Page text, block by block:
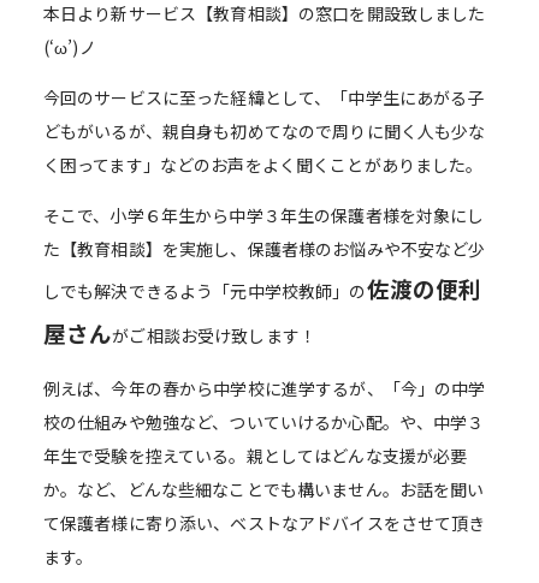
本日より新サービス【教育相談】の窓口を開設致しました
(‘ω’)ノ
今回のサービスに至った経緯として、「中学生にあがる子
どもがいるが、親自身も初めてなので周りに聞く人も少な
く困ってます」などのお声をよく聞くことがありました。
そこで、小学６年生から中学３年生の保護者様を対象にし
た【教育相談】を実施し、保護者様のお悩みや不安など少
しでも解決できるよう「元中学校教師」の佐渡の便利
屋さんがご相談お受け致します！
例えば、今年の春から中学校に進学するが、「今」の中学
校の仕組みや勉強など、ついていけるか心配。や、中学３
年生で受験を控えている。親としてはどんな支援が必要
か。など、どんな些細なことでも構いません。お話を聞い
て保護者様に寄り添い、ベストなアドバイスをさせて頂き
ます。